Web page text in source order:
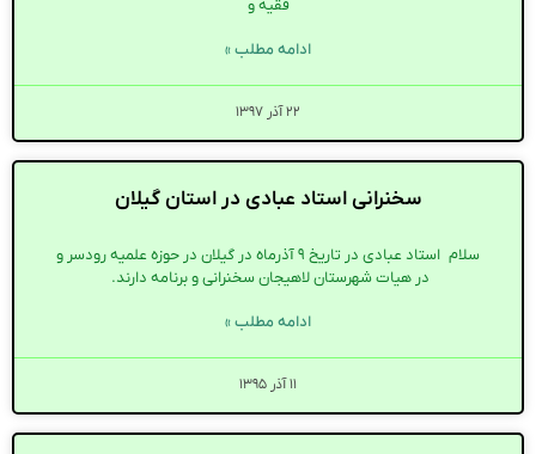
فقیه و
ادامه مطلب »
۲۲ آذر ۱۳۹۷
سخنرانی استاد عبادی در استان گیلان
سلام استاد عبادی در تاریخ ۹ آذرماه در گیلان در حوزه علمیه رودسر و
در هیات شهرستان لاهیجان سخنرانی و برنامه دارند.
ادامه مطلب »
۱۱ آذر ۱۳۹۵